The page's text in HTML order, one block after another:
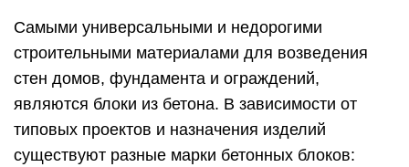
Самыми универсальными и недорогими
строительными материалами для возведения
стен домов, фундамента и ограждений,
являются блоки из бетона. В зависимости от
типовых проектов и назначения изделий
существуют разные марки бетонных блоков: